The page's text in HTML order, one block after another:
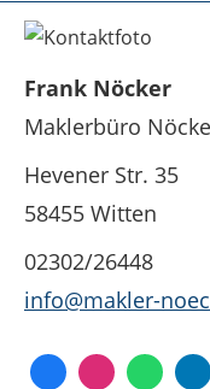
Frank Nöcker
Maklerbüro
Hevener Str. 35
58455 Witten
02302/26448
info@makler-